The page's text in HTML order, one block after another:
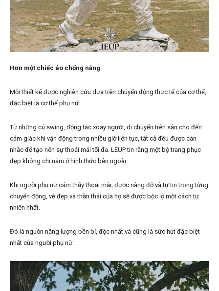
Hơn một chiếc áo chống nắng
Mỗi thiết kế được nghiên cứu dựa trên chuyển động thực tế của cơ thể,
đặc biệt là cơ thể phụ nữ.
Từ những cú swing, động tác xoay người, di chuyển trên sân cho đến
cảm giác khi vận động trong nhiều giờ liên tục, tất cả đều được cân
nhắc để tạo nên sự thoải mái tối đa. LEUP tin rằng một bộ trang phục
đẹp không chỉ nằm ở hình thức bên ngoài.
Khi người phụ nữ cảm thấy thoải mái, được nâng đỡ và tự tin trong từng
chuyển động, vẻ đẹp và thần thái của họ sẽ được bộc lộ một cách tự
nhiên nhất.
Đó là nguồn năng lượng bền bỉ, độc nhất và cũng là sức hút đặc biệt
nhất của người phụ nữ.